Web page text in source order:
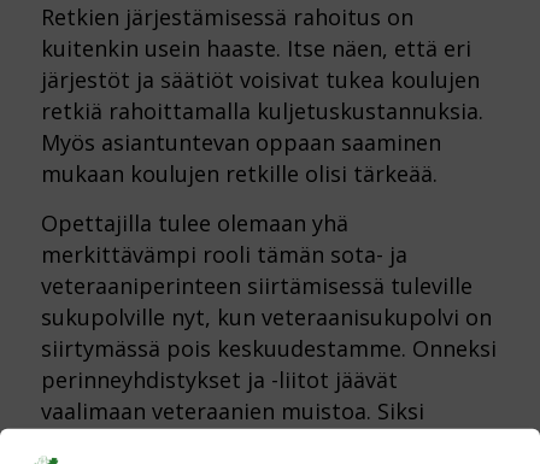
Retkien järjestämisessä rahoitus on
kuitenkin usein haaste. Itse näen, että eri
järjestöt ja säätiöt voisivat tukea koulujen
retkiä rahoittamalla kuljetuskustannuksia.
Myös asiantuntevan oppaan saaminen
mukaan koulujen retkille olisi tärkeää.
Opettajilla tulee olemaan yhä
merkittävämpi rooli tämän sota- ja
veteraaniperinteen siirtämisessä tuleville
sukupolville nyt, kun veteraanisukupolvi on
siirtymässä pois keskuudestamme. Onneksi
perinneyhdistykset ja -liitot jäävät
vaalimaan veteraanien muistoa. Siksi